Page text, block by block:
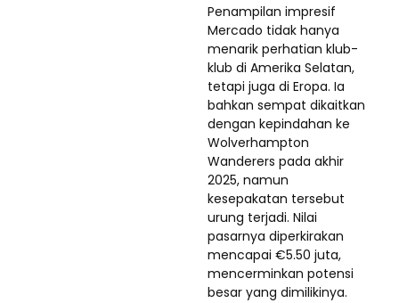
Penampilan impresif
Mercado tidak hanya
menarik perhatian klub-
klub di Amerika Selatan,
tetapi juga di Eropa. Ia
bahkan sempat dikaitkan
dengan kepindahan ke
Wolverhampton
Wanderers pada akhir
2025, namun
kesepakatan tersebut
urung terjadi. Nilai
pasarnya diperkirakan
mencapai €5.50 juta,
mencerminkan potensi
besar yang dimilikinya.